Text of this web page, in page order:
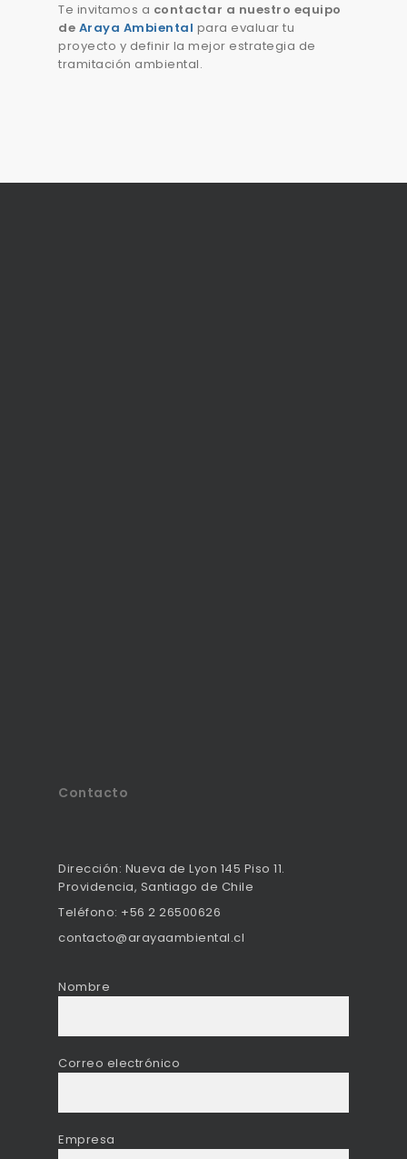
Te invitamos a contactar a nuestro equipo
de Araya Ambiental para evaluar tu
proyecto y definir la mejor estrategia de
tramitación ambiental.
Contacto
Dirección: Nueva de Lyon 145 Piso 11.
Providencia, Santiago de Chile
Teléfono: +56 2 26500626
contacto@arayaambiental.cl
Nombre
Correo electrónico
Empresa